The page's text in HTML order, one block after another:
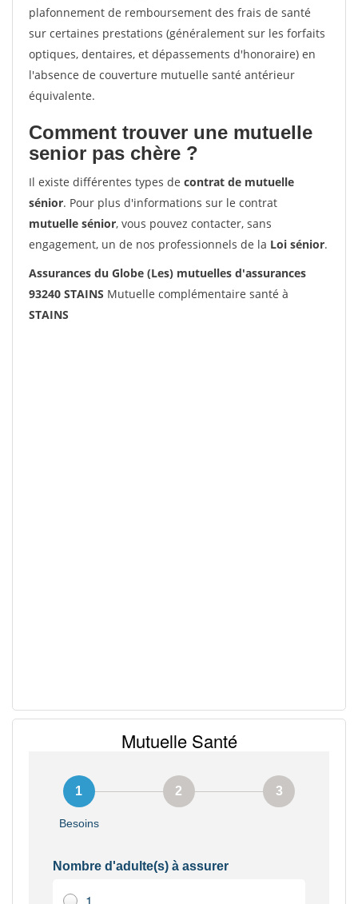
plafonnement de remboursement des frais de santé
sur certaines prestations (généralement sur les forfaits
optiques, dentaires, et dépassements d'honoraire) en
l'absence de couverture mutuelle santé antérieur
équivalente.
Comment trouver une mutuelle
senior pas chère ?
Il existe différentes types de contrat de mutuelle
sénior. Pour plus d'informations sur le contrat
mutuelle sénior, vous pouvez contacter, sans
engagement, un de nos professionnels de la Loi sénior.
Assurances du Globe (Les) mutuelles d'assurances
93240 STAINS Mutuelle complémentaire santé à
STAINS